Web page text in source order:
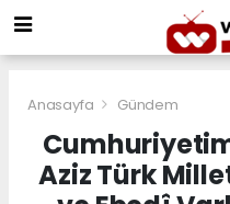
Anasayfa Gündem
Aziz Türk